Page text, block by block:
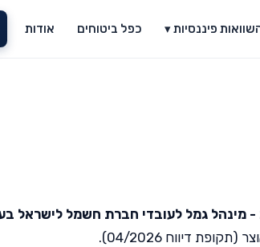
פיננסיות ▾ כפל ביטוחים אודות
- מינהל גמל לעובדי חברת חשמל לישראל
דיווח 04/2026).